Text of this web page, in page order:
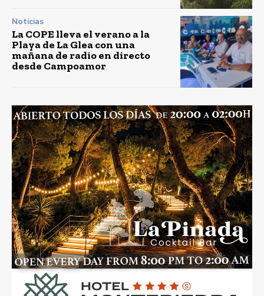
Noticias
La COPE lleva el verano a la
Playa de La Glea con una
mañana de radio en directo
desde Campoamor